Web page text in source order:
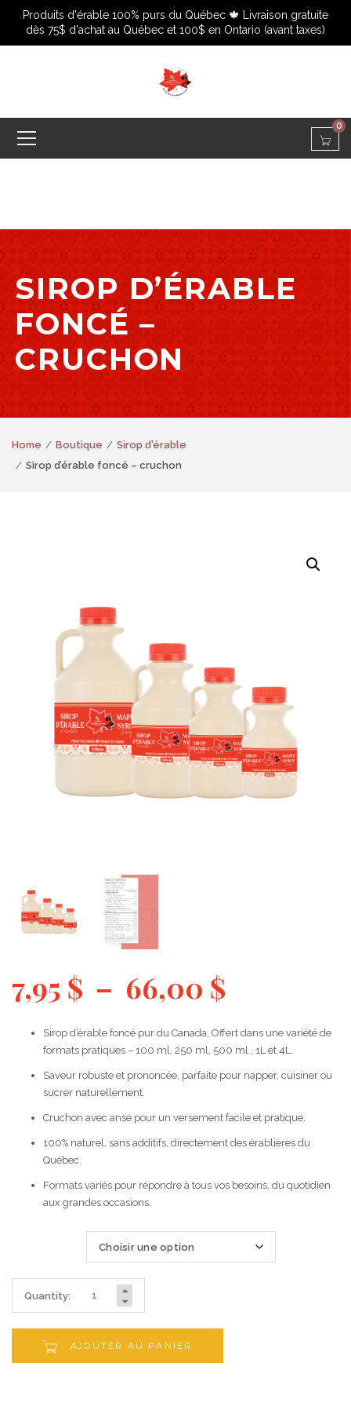
Produits d'érable 100% purs du Québec 🍁 Livraison gratuite
dès 75$ d'achat au Québec et 100$ en Ontario (avant taxes)
0
SIROP D’ÉRABLE
FONCÉ –
CRUCHON
Home Boutique
Sirop d'érable
Sirop d’érable foncé – cruchon
7,95 $ – 66,00 $
Sirop d’érable foncé pur du Canada, Offert dans une variété de
formats pratiques – 100 ml, 250 ml, 500 ml , 1L et 4L.
Saveur robuste et prononcée, parfaite pour napper, cuisiner ou
sucrer naturellement.
Cruchon avec anse pour un versement facile et pratique.
100% naturel, sans additifs, directement des érablières du
Québec.
Formats variés pour répondre à tous vos besoins, du quotidien
aux grandes occasions.
Quantity:
AJOUTER AU PANIER